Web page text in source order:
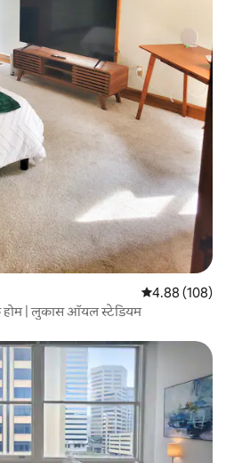
औसत रेटिंग 5 में से
4.88 (108)
होम | लुकास ऑयल स्टेडियम